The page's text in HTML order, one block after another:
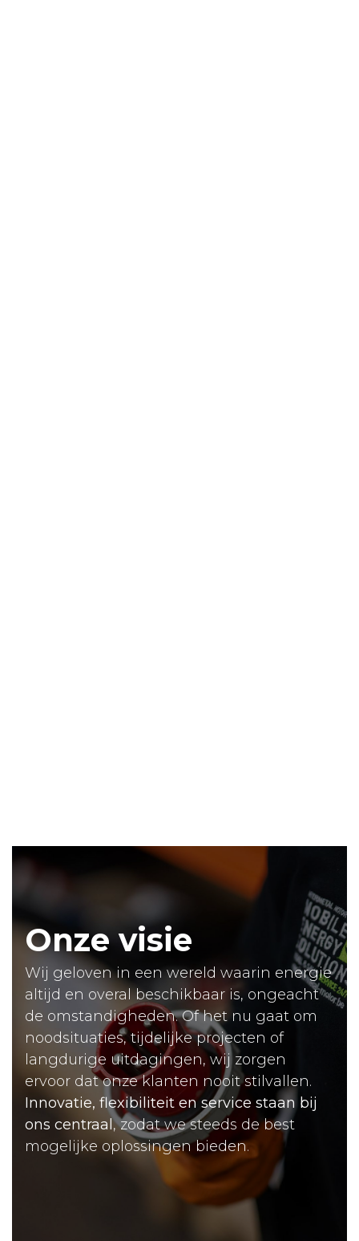
Onzevisie
Wij geloven in een wereld waarin energie
altijd en overal beschikbaar is, ongeacht
de omstandigheden. Of het nu gaat om
noodsituaties, tijdelijke projecten of
langdurige uitdagingen, wij zorgen
ervoor dat onze klanten nooit stilvallen.
Innovatie, flexibiliteit en service staan bij
ons centraal, zodat we steeds de best
mogelijke oplossingen bieden.